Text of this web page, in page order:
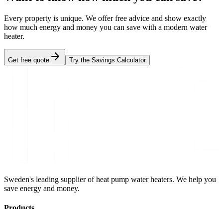
Every property is unique. We offer free advice and show exactly
how much energy and money you can save with a modern water
heater.
Get free quote Try the Savings Calculator
Sweden's leading supplier of heat pump water heaters. We help you
save energy and money.